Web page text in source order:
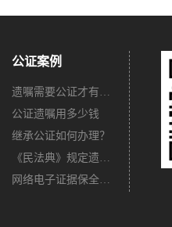
公证案例
遗嘱需要公证才有法律效力吗？
公证遗嘱用多少钱
继承公证如何办理？
《民法典》规定遗嘱不公证有法律效力吗？
网络电子证据保全公证怎么办理？